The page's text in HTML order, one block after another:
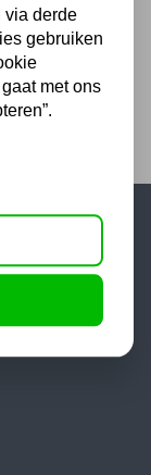
via derde
gebruiken
met ons